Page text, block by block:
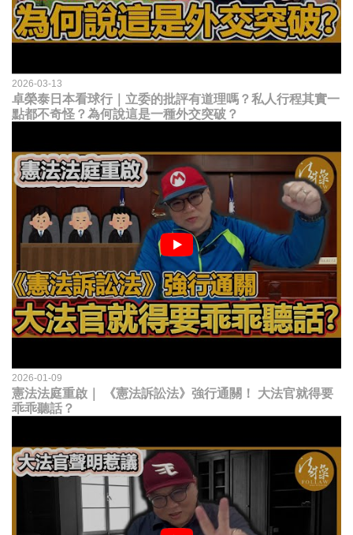
2026-03-13
卓榮泰日本看球行｜立委的批評有道理嗎？私人行程其實一
點都不奇怪？為何說這是一種外交突破？
2026-01-09
憲法法庭重啟｜ 《憲法訴訟法》強行通關！ 大法官就得要
乖乖聽話？